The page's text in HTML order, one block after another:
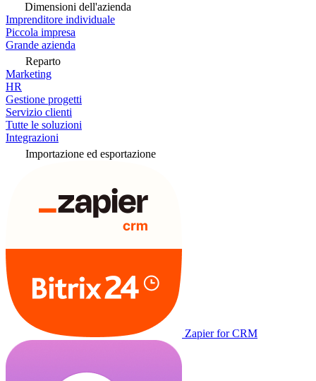
Dimensioni dell'azienda
Imprenditore individuale
Piccola impresa
Grande azienda
Reparto
Marketing
HR
Gestione progetti
Servizio clienti
Tutte le soluzioni
Integrazioni
Importazione ed esportazione
Zapier for CRM